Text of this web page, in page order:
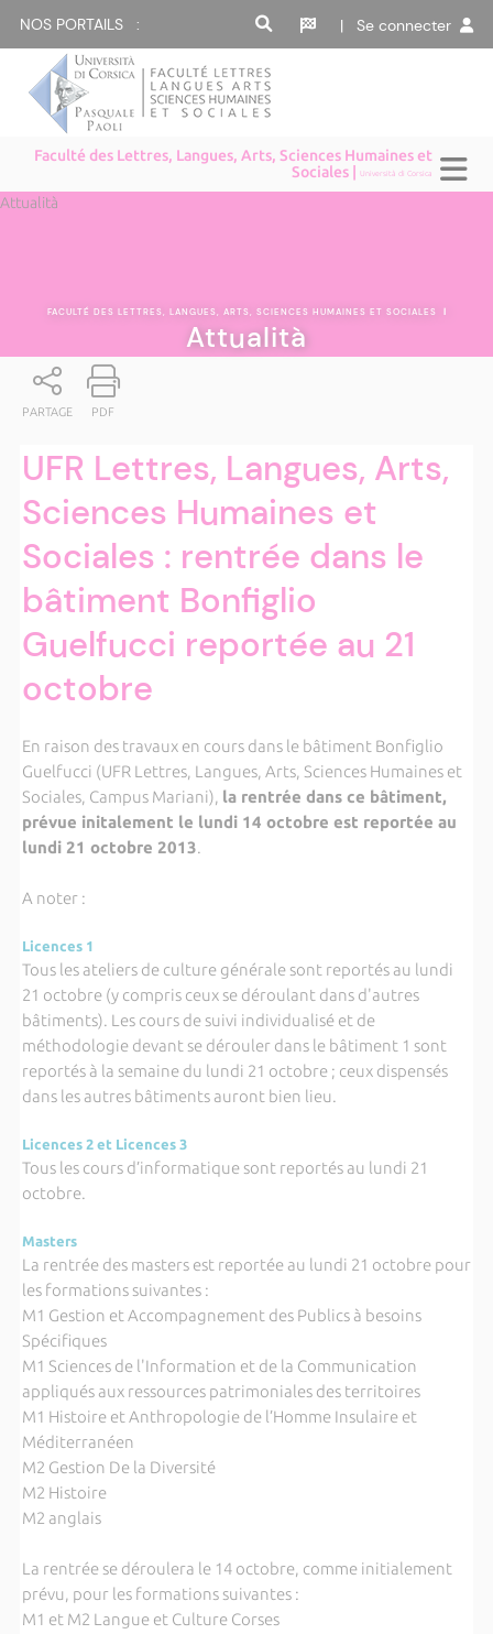
NOS PORTAILS : | Se connecter
Faculté des Lettres, Langues, Arts, Sciences Humaines et
Sociales |Università di Corsica
Attualità
FACULTÉ DES LETTRES, LANGUES, ARTS, SCIENCES HUMAINES ET SOCIALES |
Attualità
PARTAGE PDF
UFR Lettres, Langues, Arts,
Sciences Humaines et
Sociales : rentrée dans le
bâtiment Bonfiglio
Guelfucci reportée au 21
octobre
En raison des travaux en cours dans le bâtiment Bonfiglio
Guelfucci (UFR Lettres, Langues, Arts, Sciences Humaines et
Sociales, Campus Mariani), la rentrée dans ce bâtiment,
prévue initalement le lundi 14 octobre est reportée au
lundi 21 octobre 2013.
A noter :
Licences 1
Tous les ateliers de culture générale sont reportés au lundi
21 octobre (y compris ceux se déroulant dans d'autres
bâtiments). Les cours de suivi individualisé et de
méthodologie devant se dérouler dans le bâtiment 1 sont
reportés à la semaine du lundi 21 octobre ; ceux dispensés
dans les autres bâtiments auront bien lieu.
Licences 2 et Licences 3
Tous les cours d’informatique sont reportés au lundi 21
octobre.
Masters
La rentrée des masters est reportée au lundi 21 octobre pour
les formations suivantes :
M1 Gestion et Accompagnement des Publics à besoins
Spécifiques
M1 Sciences de l'Information et de la Communication
appliqués aux ressources patrimoniales des territoires
M1 Histoire et Anthropologie de l’Homme Insulaire et
Méditerranéen
M2 Gestion De la Diversité
M2 Histoire
M2 anglais
La rentrée se déroulera le 14 octobre, comme initialement
prévu, pour les formations suivantes :
M1 et M2 Langue et Culture Corses